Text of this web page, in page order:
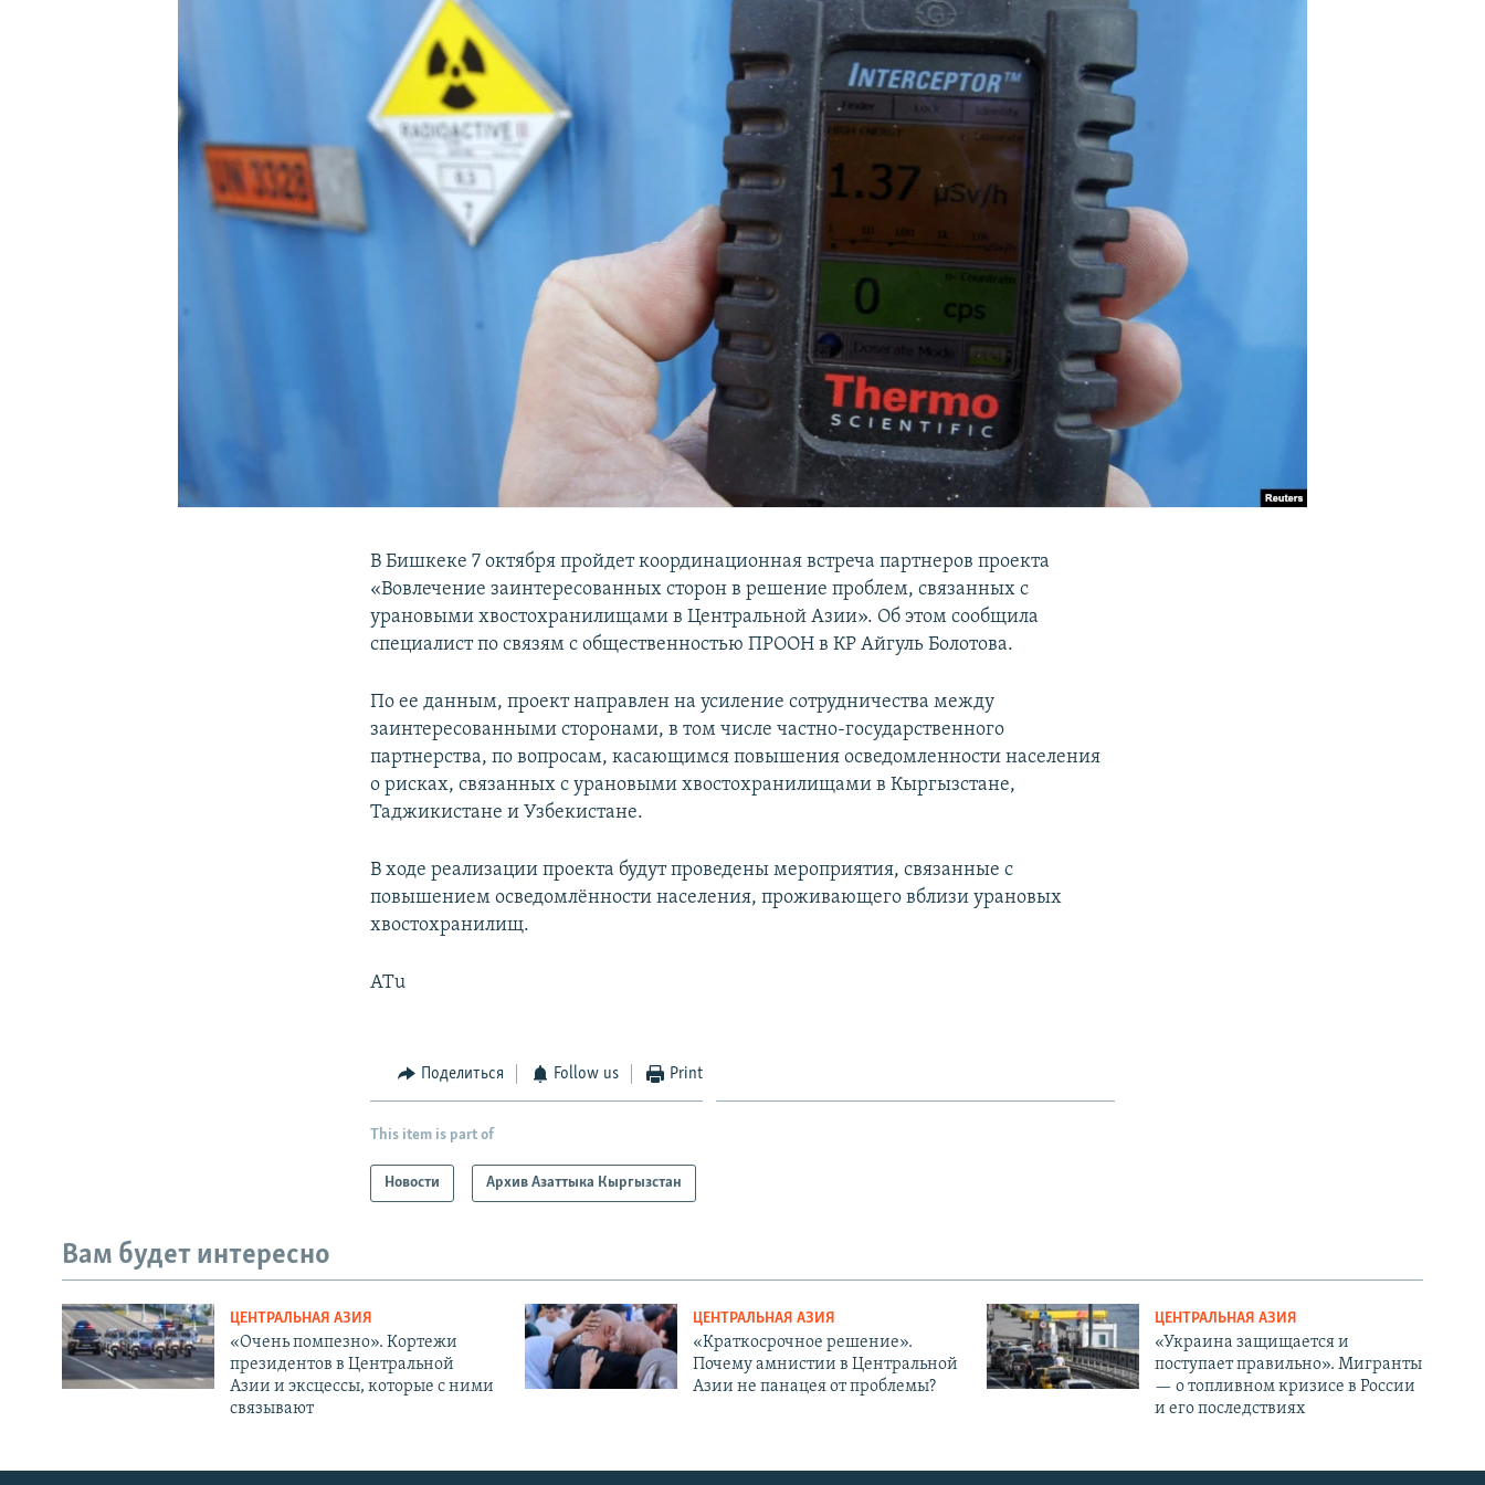
В Бишкеке 7 октября пройдет координационная встреча партнеров проекта
«Вовлечение заинтересованных сторон в решение проблем, связанных с
урановыми хвостохранилищами в Центральной Азии». Об этом сообщила
специалист по связям с общественностью ПРООН в КР Айгуль Болотова.
По ее данным, проект направлен на усиление сотрудничества между
заинтересованными сторонами, в том числе частно-государственного
партнерства, по вопросам, касающимся повышения осведомленности населения
о рисках, связанных с урановыми хвостохранилищами в Кыргызстане,
Таджикистане и Узбекистане.
В ходе реализации проекта будут проведены мероприятия, связанные с
повышением осведомлённости населения, проживающего вблизи урановых
хвостохранилищ.
ATu
Поделиться Follow us Print
This item is part of
Новости Архив Азаттыка Кыргызстан
Вам будет интересно
ЦЕНТРАЛЬНАЯ АЗИЯ
«Очень помпезно». Кортежи
президентов в Центральной
Азии и эксцессы, которые с ними
связывают
ЦЕНТРАЛЬНАЯ АЗИЯ
«Краткосрочное решение».
Почему амнистии в Центральной
Азии не панацея от проблемы?
ЦЕНТРАЛЬНАЯ АЗИЯ
«Украина защищается и
поступает правильно». Мигранты
— о топливном кризисе в России
и его последствиях